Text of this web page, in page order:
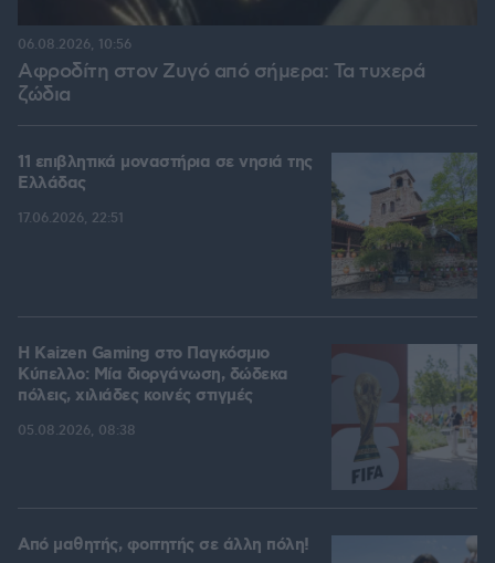
Αφροδίτη στον Ζυγό από σήμερα: Τα τυχερά
ζώδια
06.08.2026, 10:56
11 επιβλητικά μοναστήρια σε νησιά της
Ελλάδας
17.06.2026, 22:51
H Kaizen Gaming στο Παγκόσμιο
Kύπελλο: Μία διοργάνωση, δώδεκα
πόλεις, χιλιάδες κοινές στιγμές
05.08.2026, 08:38
Από μαθητής, φοιτητής σε άλλη πόλη!